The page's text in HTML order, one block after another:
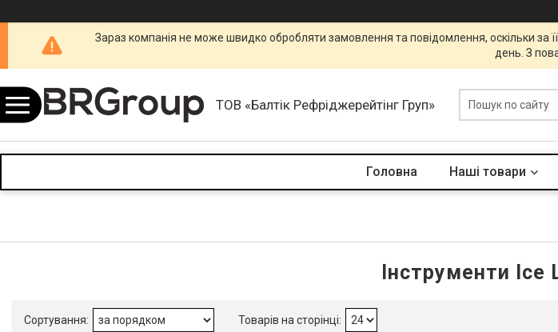
Зараз компанія не може швидко обробляти замовлення та повідомлення, оскільки за
день. З
ТОВ «Балтік Рефріджерейтінг Груп»
Головна Наші товари
Інструменти Ice